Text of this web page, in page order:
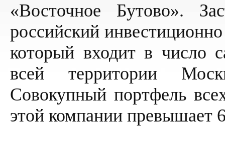
«Восточное Бутово».
российский
который входит в число
всей территории
Совокупный портфель
этой компании превышает